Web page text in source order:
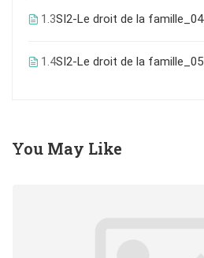
1.3SI2-Le droit de la famille_04
1.4SI2-Le droit de la famille_05
You May Like